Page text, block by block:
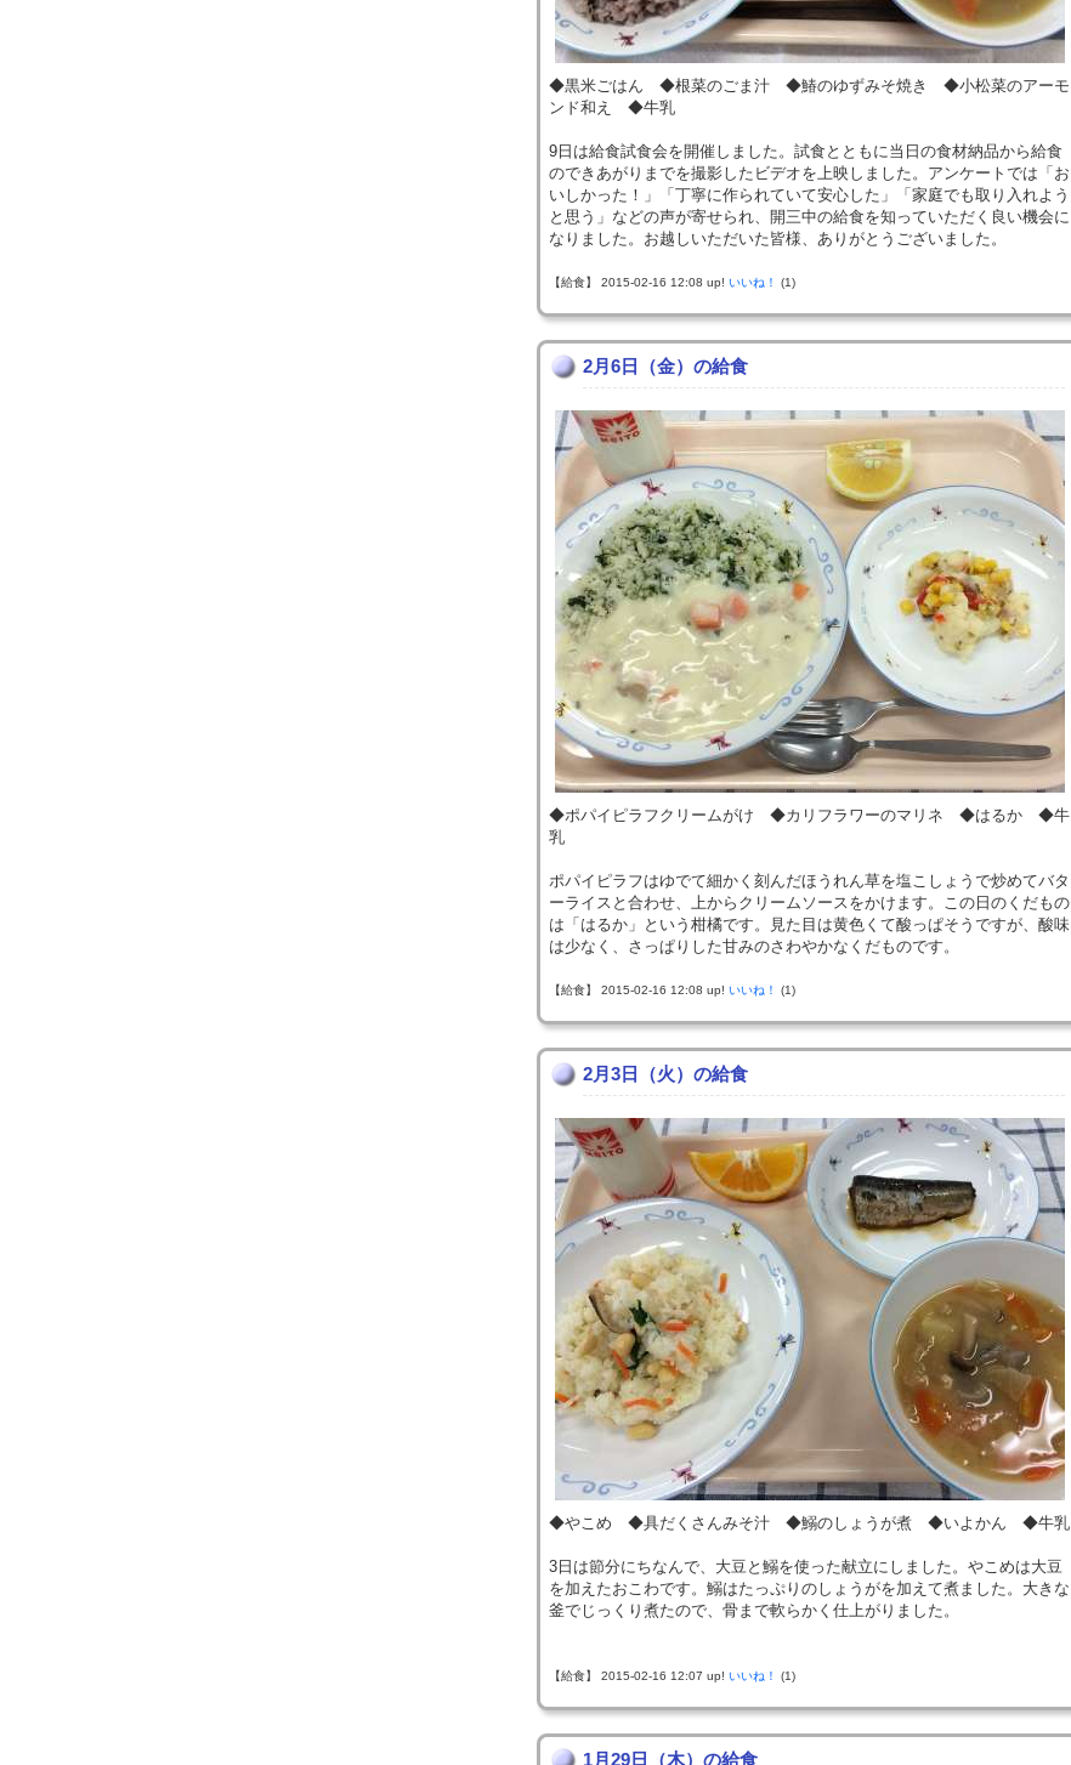
◆黒米ごはん ◆根菜のごま汁 ◆鰆のゆずみそ焼き ◆小松菜のアーモ
ンド和え ◆牛乳
9日は給食試食会を開催しました。試食とともに当日の食材納品から給食
のできあがりまでを撮影したビデオを上映しました。アンケートでは「お
いしかった！」「丁寧に作られていて安心した」「家庭でも取り入れよう
と思う」などの声が寄せられ、開三中の給食を知っていただく良い機会に
なりました。お越しいただいた皆様、ありがとうございました。
【給食】 2015-02-16 12:08 up! いいね！ (1)
2月6日（金）の給食
◆ポパイピラフクリームがけ ◆カリフラワーのマリネ ◆はるか ◆牛
乳
ポパイピラフはゆでて細かく刻んだほうれん草を塩こしょうで炒めてバタ
ーライスと合わせ、上からクリームソースをかけます。この日のくだもの
は「はるか」という柑橘です。見た目は黄色くて酸っぱそうですが、酸味
は少なく、さっぱりした甘みのさわやかなくだものです。
【給食】 2015-02-16 12:08 up! いいね！ (1)
2月3日（火）の給食
◆やこめ ◆具だくさんみそ汁 ◆鰯のしょうが煮 ◆いよかん ◆牛乳
3日は節分にちなんで、大豆と鰯を使った献立にしました。やこめは大豆
を加えたおこわです。鰯はたっぷりのしょうがを加えて煮ました。大きな
釜でじっくり煮たので、骨まで軟らかく仕上がりました。
【給食】 2015-02-16 12:07 up! いいね！ (1)
1月29日（木）の給食